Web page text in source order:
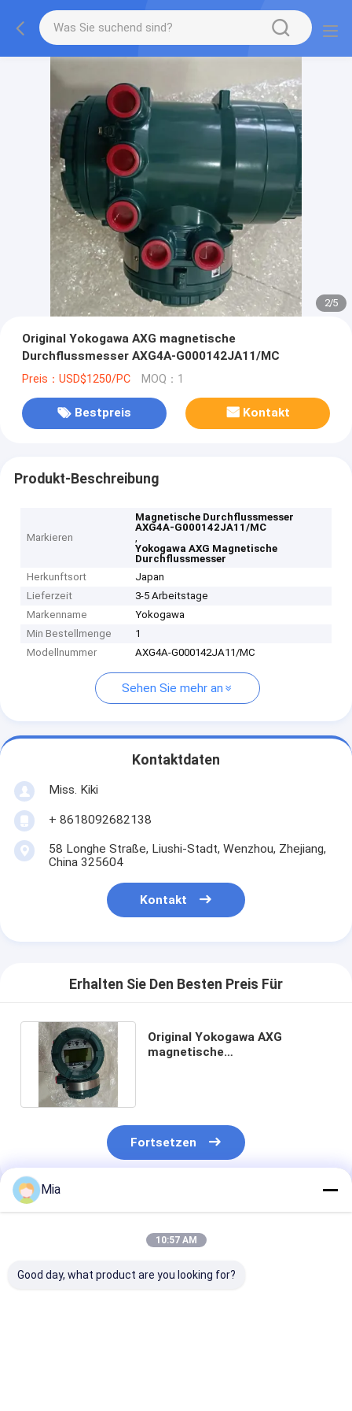
2/5
Original Yokogawa AXG magnetische
Durchflussmesser AXG4A-G000142JA11/MC
Preis：USD$1250/PC MOQ：1
Bestpreis Kontakt
Produkt-Beschreibung
Markieren
Magnetische Durchflussmesser
AXG4A-G000142JA11/MC
,
Yokogawa AXG Magnetische
Durchflussmesser
Herkunftsort
Japan
Lieferzeit
3-5 Arbeitstage
Markenname
Yokogawa
Min Bestellmenge
1
Modellnummer
AXG4A-G000142JA11/MC
Sehen Sie mehr an
Kontaktdaten
Miss. Kiki
+ 8618092682138
58 Longhe Straße, Liushi-Stadt, Wenzhou, Zhejiang,
China 325604
Kontakt
Erhalten Sie Den Besten Preis Für
Original Yokogawa AXG
magnetische
Fortsetzen
Empfohlene Produkte
Mia
10:57 AM
Good day, what product are you looking for?